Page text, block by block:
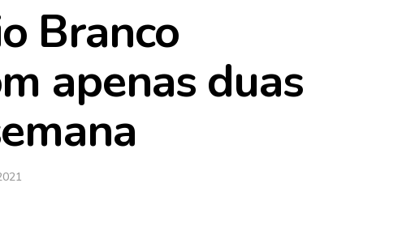
Branco
apenas duas